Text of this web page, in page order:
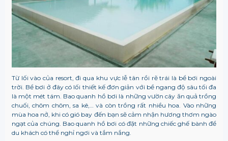
Từ lối vào của resort, đi qua khu vực lễ tân rồi rẽ trái là bể bơi ngoài
trời. Bể bơi ở đây có lối thiết kế đơn giản với bề ngang độ sâu tối đa
là một mét tám. Bao quanh hồ bơi là những vườn cây ăn quả trồng
chuối, chôm chôm, sa kê,… và còn trồng rất nhiều hoa. Vào những
mùa hoa nở, khi có gió bay đến bạn sẽ cảm nhận hương thơm ngào
ngạt của chúng. Bao quanh hồ bơi có đặt những chiếc ghế bành để
du khách có thể nghỉ ngơi và tắm nắng.